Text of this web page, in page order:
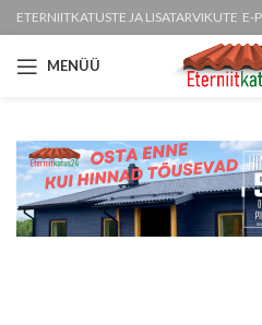
ETERNIITKATUSTE JA LISATARVIKUTE E-
MENÜÜ